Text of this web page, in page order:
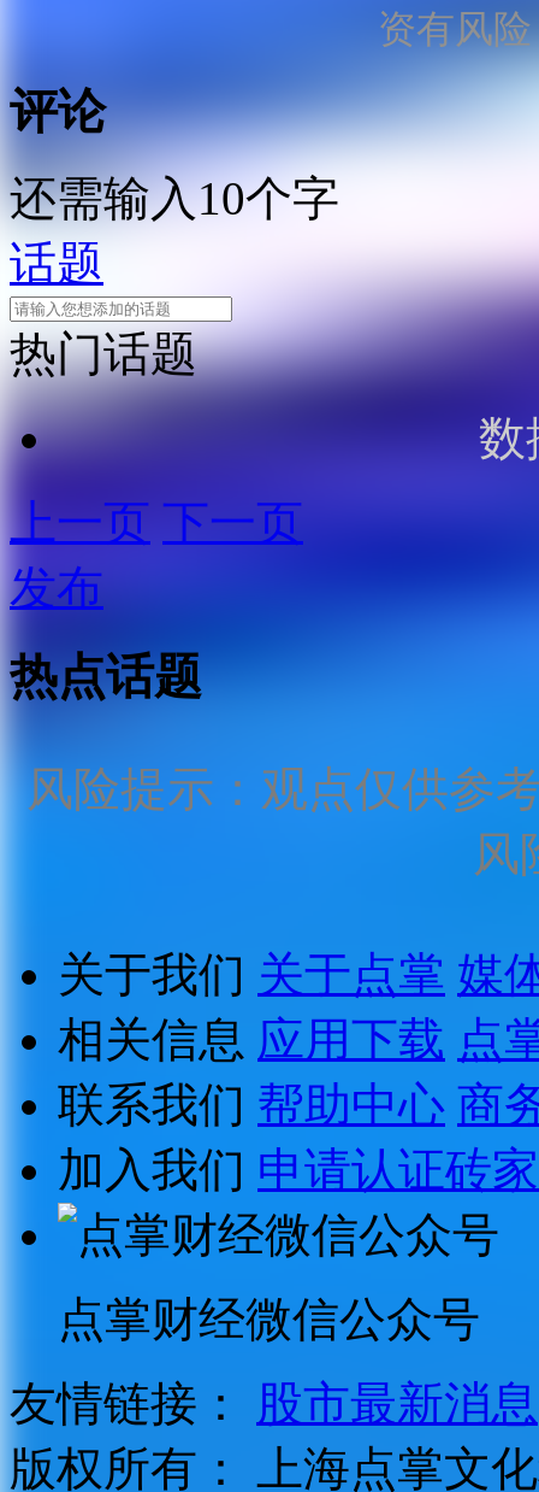
资有风
评论
还需输入10个字
话题
热门话题
数
上一页 下一页
发布
热点话题
风险提示：观点仅供参
风
关于我们 关于点掌 媒
相关信息 应用下载 点
联系我们 帮助中心 商
加入我们 申请认证砖家
点掌财经微信公众号
友情链接：
股市最新消息
版权所有：
上海点掌文